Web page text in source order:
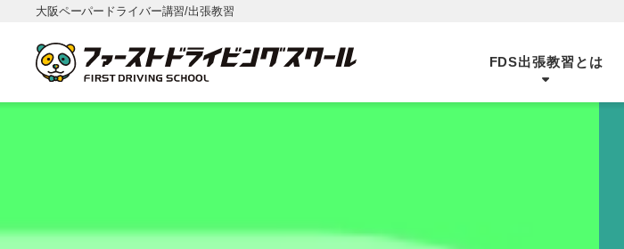
大阪ペーパードライバー講習/出張教習
FDS出張教習とは